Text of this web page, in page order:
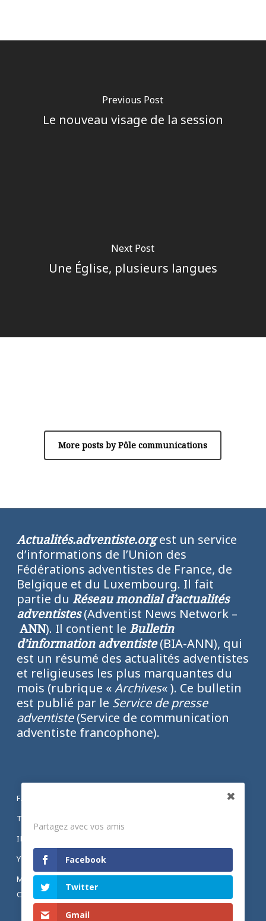
Previous Post
Le nouveau visage de la session
Next Post
Une Église, plusieurs langues
More posts by Pôle communications
Actualités.adventiste.orgest un service
d’informations de l’Union des
Fédérations adventistes de France, de
Belgique et du Luxembourg. Il fait
partie du Réseau mondial d’actualités
adventistes(Adventist News Network –
ANN). Il contient le Bulletin
d’information adventiste(BIA-ANN), qui
est un résumé des actualités adventistes
et religieuses les plus marquantes du
mois (rubrique «Archives« ). Ce bulletin
est publié par le Service de presse
adventiste(Service de communication
adventiste francophone).
FACEBOOK
TWITTER
INSTAGRAM
YOUTUBE
MENTIONS LÉGALES ET POLITIQUE DE
CONFIDENTIALITÉ
Partagez avec vos amis
Facebook
Twitter
Gmail